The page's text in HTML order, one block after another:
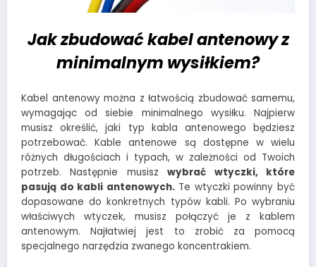
Jak zbudować kabel antenowy z
minimalnym wysiłkiem?
Kabel antenowy można z łatwością zbudować samemu,
wymagając od siebie minimalnego wysiłku. Najpierw
musisz określić, jaki typ kabla antenowego będziesz
potrzebować. Kable antenowe są dostępne w wielu
różnych długościach i typach, w zależności od Twoich
potrzeb. Następnie musiszwybrać wtyczki, które
pasują do kabli antenowych.Te wtyczki powinny być
dopasowane do konkretnych typów kabli. Po wybraniu
właściwych wtyczek, musisz połączyć je z kablem
antenowym. Najłatwiej jest to zrobić za pomocą
specjalnego narzędzia zwanego koncentrakiem.